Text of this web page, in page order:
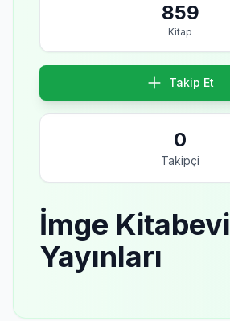
859
Kitap
Takip Et
0
Takipçi
İmge Kitabevi
Yayınları